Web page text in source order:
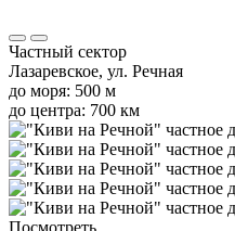
Частный сектор
Лазаревское, ул. Речная
до моря: 500 м
до центра: 700 км
Посмотреть